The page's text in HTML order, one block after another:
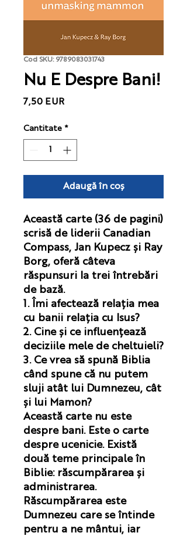
Cod SKU: 9789083031743
Nu E Despre Bani!
7,50 EURPreț
Cantitate *
Adaugă în coș
Această carte (36 de pagini)
scrisă de liderii Canadian
Compass, Jan Kupecz și Ray
Borg, oferă câteva
răspunsuri la trei întrebări
de bază.
1. Îmi afectează relația mea
cu banii relația cu Isus?
2. Cine și ce influențează
deciziile mele de cheltuieli?
3. Ce vrea să spună Biblia
când spune că nu putem
sluji atât lui Dumnezeu, cât
și lui Mamon?
Această carte nu este
despre bani. Este o carte
despre ucenicie. Există
două teme principale în
Biblie: răscumpărarea și
administrarea.
Răscumpărarea este
Dumnezeu care se întinde
pentru a ne mântui, iar